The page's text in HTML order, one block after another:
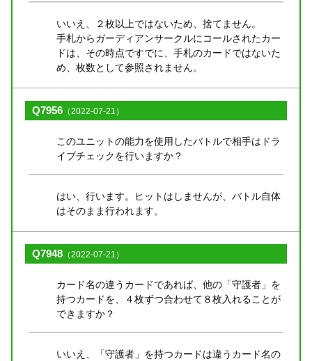
いいえ、２枚以上ではないため、捨てません。
手札からガーディアンサークルにコールされたカー
ドは、その時点ですでに、手札のカードではないた
め、枚数として参照されません。
Q7956 （2022-07-21）
このユニットの能力を使用したバトルで相手はドラ
イブチェックを行いますか？
はい、行います。ヒットはしませんが、バトル自体
はそのまま行われます。
Q7948 （2022-07-21）
カード名の違うカードであれば、他の「守護者」を
持つカードを、４枚ずつ合わせて８枚入れることが
できますか？
いいえ、「守護者」を持つカードは違うカード名の